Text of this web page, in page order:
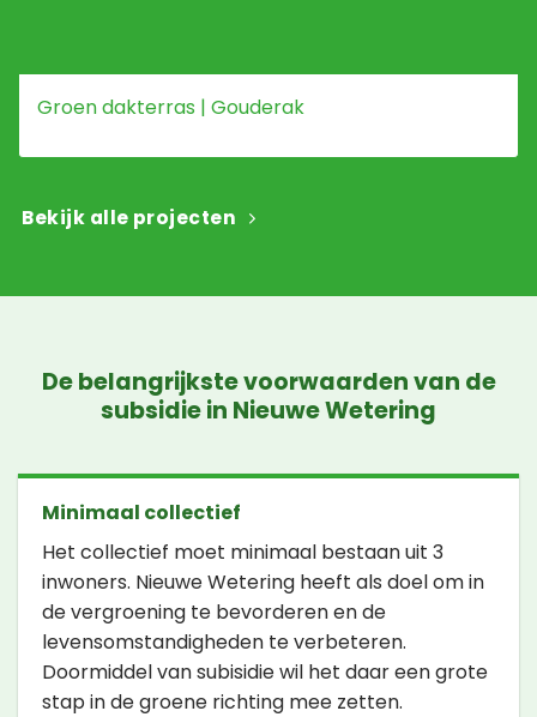
Groen dakterras | Gouderak
Bekijk alle projecten
De belangrijkste voorwaarden van de
subsidie in Nieuwe Wetering
Minimaal collectief
Het collectief moet minimaal bestaan uit 3
inwoners. Nieuwe Wetering heeft als doel om in
de vergroening te bevorderen en de
levensomstandigheden te verbeteren.
Doormiddel van subisidie wil het daar een grote
stap in de groene richting mee zetten.